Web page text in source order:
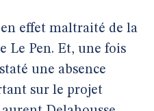
effet maltraité de la
Le Pen. Et, une fois
une absence
sur le projet